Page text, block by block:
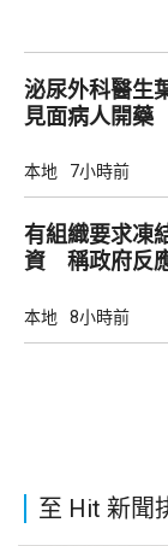
泌尿外科醫生
見面病人開
本地 7小時前
有組織要求凍
資 稱政府反
本地 8小時前
至 Hit 新聞